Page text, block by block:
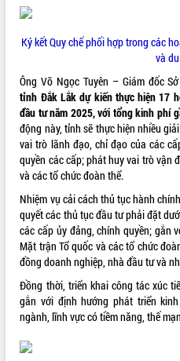
Hội thảo góp ý hồ sơ điều chỉnh quy
tầm nhìn đến năm 2050
Nâng cao hiệu quả hoạt động của các
doanh nghiệp nhà nước
Hội nghị triển khai kết nối mạng
truyền số liệu chuyên dùng phục vụ cơ
quan Đảng, Nhà nước
Lễ phát động chuỗi hoạt động chung
tay làm sạch môi trường
Xã Ea Kar bước chuyển mình trong
công tác cải cách hành chính mô hình
mới
UBND tỉnh họp báo định kỳ tháng 4
năm 2026
Hội thảo khoa học “Giải pháp thúc đẩy
phát triển nền kinh tế xanh tại tỉnh
Đắk Lắk”
Tăng cường giám sát, đôn đốc thực
hiện nhiệm vụ quản lý tài sản công
hàng tuần
Ký kết Quy chế phối hợp trong các
và
Ông Võ Ngọc Tuyên – Giám đốc
tỉnh Đắk Lắk dự kiến thực hiện 17
đầu tư năm 2025, với tổng kinh phí
động này, tỉnh sẽ thực hiện nhiều
vai trò lãnh đạo, chỉ đạo của các
quyền các cấp; phát huy vai trò vận
và các tổ chức đoàn thể.
Nhiệm vụ cải cách thủ tục hành
quyết các thủ tục đầu tư phải đặt
các cấp ủy đảng, chính quyền; gắn
Mặt trận Tổ quốc và các tổ chức
đồng doanh nghiệp, nhà đầu tư và
Đồng thời, triển khai công tác xúc
gắn với định hướng phát triển
ngành, lĩnh vực có tiềm năng, thế